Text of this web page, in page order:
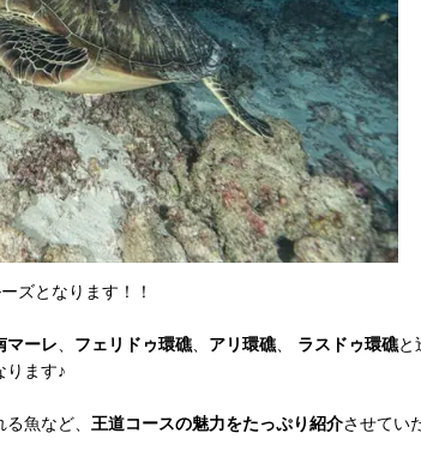
ズとなります！！
マーレ、 フェリドゥ環礁、 アリ環礁、 ラスドゥ環礁と
ります♪
魚など、 王道コースの魅力をたっぷり紹介させてい